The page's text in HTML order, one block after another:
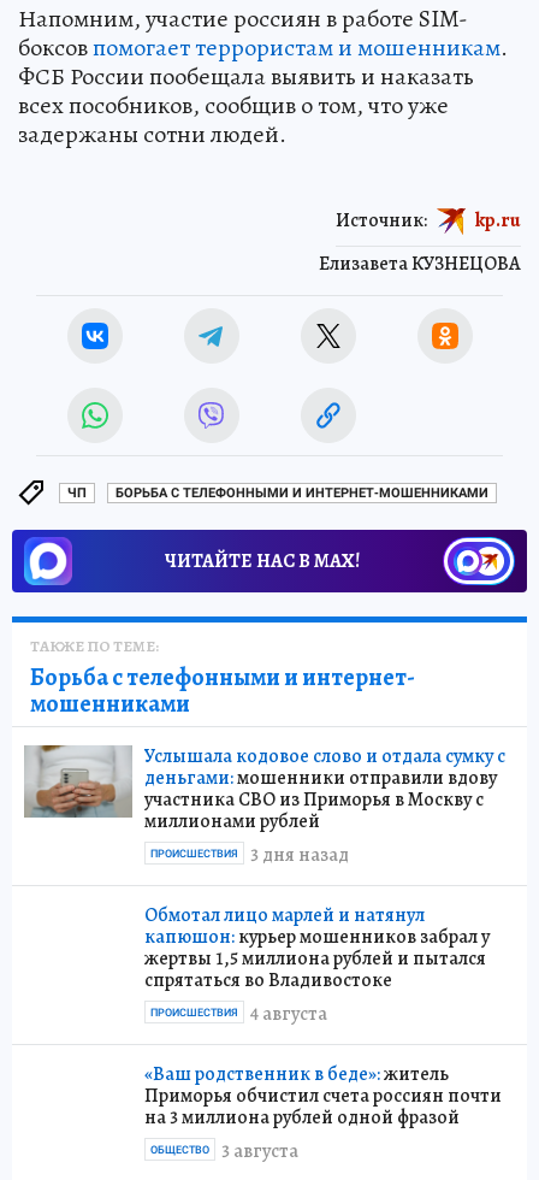
Напомним, участие россиян в работе SIM-
боксовпомогает террористам и мошенникам.
ФСБ России пообещала выявить и наказать
всех пособников, сообщив о том, что уже
задержаны сотни людей.
Елизавета КУЗНЕЦОВА
Источник: kp.ru
ЧП БОРЬБА С ТЕЛЕФОННЫМИ И ИНТЕРНЕТ-МОШЕННИКАМИ
ЧИТАЙТЕ НАС В МАХ!
ТАКЖЕ ПО ТЕМЕ:
Борьба с телефонными и интернет-
мошенниками
Услышала кодовое слово и отдала сумку с
деньгами:мошенники отправили вдову
участника СВО из Приморья в Москву с
миллионами рублей
3 дня назад
ПРОИСШЕСТВИЯ
Обмотал лицо марлей и натянул
капюшон:курьер мошенников забрал у
жертвы 1,5 миллиона рублей и пытался
спрятаться во Владивостоке
4 августа
ПРОИСШЕСТВИЯ
«Ваш родственник в беде»:житель
Приморья обчистил счета россиян почти
на 3 миллиона рублей одной фразой
3 августа
ОБЩЕСТВО